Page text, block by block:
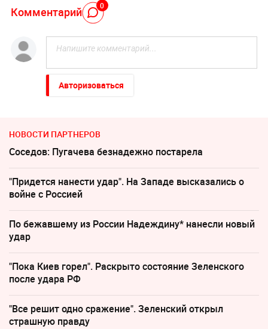
Комментарий 0
Авторизоваться
НОВОСТИ ПАРТНЕРОВ
Соседов: Пугачева безнадежно постарела
"Придется нанести удар". На Западе высказались о
войне с Россией
По бежавшему из России Надеждину* нанесли новый
удар
"Пока Киев горел". Раскрыто состояние Зеленского
после удара РФ
"Все решит одно сражение". Зеленский открыл
страшную правду